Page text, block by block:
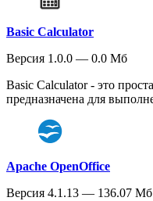
Basic Calculator
Версия 1.0.0 — 0.0 Мб
Basic Calculator - это
предназначена для
Apache OpenOffice
Версия 4.1.13 — 136.07 Мб